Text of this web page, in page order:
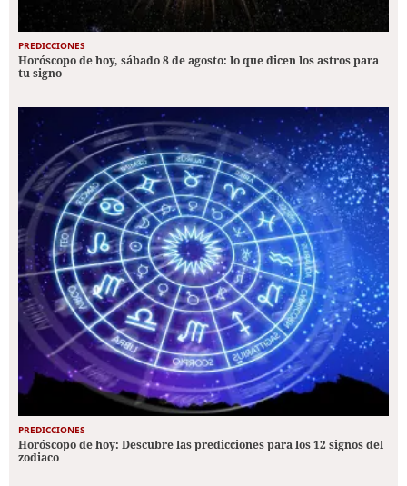
PREDICCIONES
Horóscopo de hoy, sábado 8 de agosto: lo que dicen los astros para
tu signo
PREDICCIONES
Horóscopo de hoy: Descubre las predicciones para los 12 signos del
zodiaco